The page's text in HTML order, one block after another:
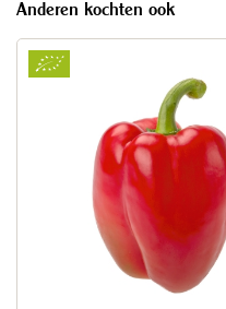
Anderen kochten ook